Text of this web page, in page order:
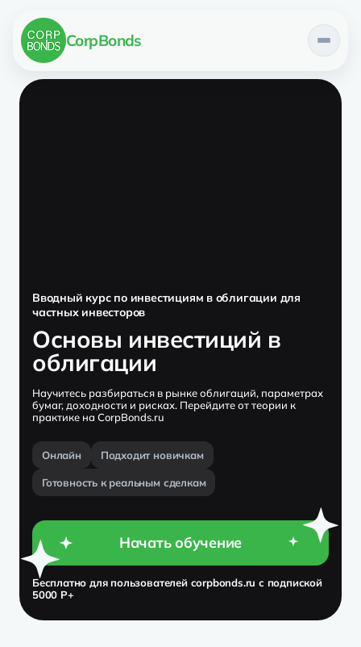
CorpBonds
СКРИНЕР
Вводный курс по инвестициям в облигации для
частных инвесторов
Основы инвестиций в
облигации
Научитесь разбираться в рынке облигаций, параметрах
бумаг, доходности и рисках. Перейдите от теории к
практике на CorpBonds.ru
Онлайн Подходит новичкам
Готовность к реальным сделкам
Начать обучение
Бесплатно для пользователей corpbonds.ru с подпиской
5000 Р+